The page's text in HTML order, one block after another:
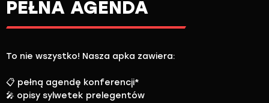
PEŁNA AGENDA
To nie wszystko! Nasza apka zawiera:
📋 pełną agendę konferencji*
🎤 opisy sylwetek prelegentów